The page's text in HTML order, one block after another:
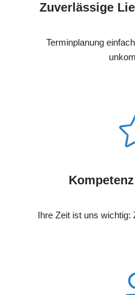
Zuverlässige
Terminplanung
Ihre Zeit ist uns wichtig: